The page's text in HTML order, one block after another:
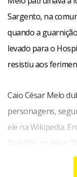
Sargento, na
quando a
levado para o
resistiu aos
Caio César Melo
personagens,
ele na Wikipedia.
Radcliffe no filme
animado